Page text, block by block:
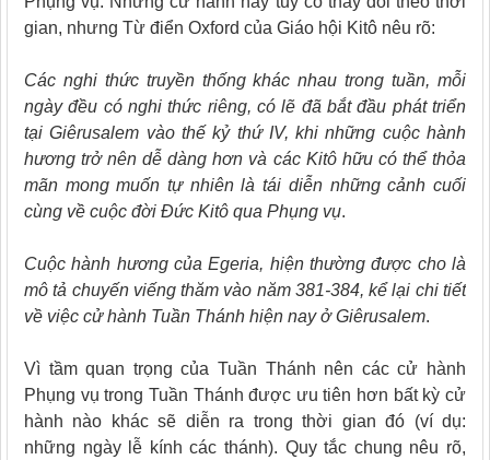
gian, nhưng Từ điển Oxford của Giáo hội Kitô nêu rõ:
Các nghi thức truyền thống khác nhau trong tuần, mỗi
ngày đều có nghi thức riêng, có lẽ đã bắt đầu phát triển
tại Giêrusalem vào thế kỷ thứ IV, khi những cuộc hành
hương trở nên dễ dàng hơn và các Kitô hữu có thể thỏa
mãn mong muốn tự nhiên là tái diễn những cảnh cuối
cùng về cuộc đời Đức Kitô qua Phụng vụ.
Cuộc hành hương của Egeria, hiện thường được cho là
mô tả chuyến viếng thăm vào năm 381-384, kể lại chi tiết
về việc cử hành Tuần Thánh hiện nay ở Giêrusalem.
Vì tầm quan trọng của Tuần Thánh nên các cử hành
Phụng vụ trong Tuần Thánh được ưu tiên hơn bất kỳ cử
hành nào khác sẽ diễn ra trong thời gian đó (ví dụ:
những ngày lễ kính các thánh). Quy tắc chung nêu rõ,